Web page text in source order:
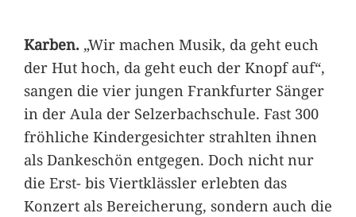
Karben.„Wir machen Musik, da geht euch
der Hut hoch, da geht euch der Knopf auf“,
sangen die vier jungen Frankfurter Sänger
in der Aula der Selzerbachschule. Fast 300
fröhliche Kindergesichter strahlten ihnen
als Dankeschön entgegen. Doch nicht nur
die Erst- bis Viertklässler erlebten das
Konzert als Bereicherung, sondern auch die